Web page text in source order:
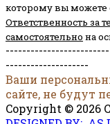
которому вы можете
Ответственность за
самостоятельно на
--------------------
Ваши
сайте, не будут
Copyright © 2026